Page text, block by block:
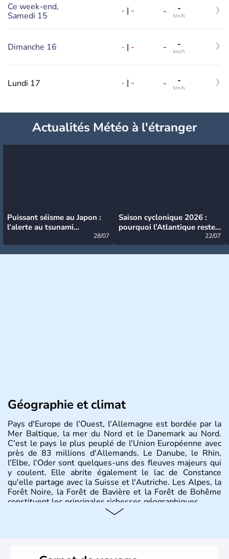
Ce week-end,
Samedi 15
- | - - -
km/h
Dimanche 16 - | - - -
km/h
Lundi 17 - | - - -
km/h
Actualités Météo à l'étranger
Puissant séisme au Japon :
l’alerte au tsunami
28/07
Saison cyclonique 2026 :
pourquoi l’Atlantique reste
22/07
Géographie et climat
Pays d'Europe de l'Ouest, l'Allemagne est bordée par la
Mer Baltique, la mer du Nord et le Danemark au Nord.
C'est le pays le plus peuplé de l'Union Européenne avec
près de 83 millions d'Allemands. Le Danube, le Rhin,
l'Elbe, l'Oder sont quelques-uns des fleuves majeurs qui
y coulent. Elle abrite également le lac de Constance
qu'elle partage avec la Suisse et l'Autriche. Les Alpes, la
Forêt Noire, la Forêt de Bavière et la Forêt de Bohême
constituent les principales richesses géographiques.